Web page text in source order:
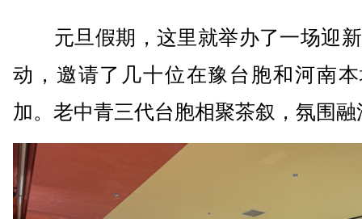
元旦假期，这里就举办了一场迎
动，邀请了几十位在豫台胞和河南
加。老中青三代台胞相聚茶叙，氛围融